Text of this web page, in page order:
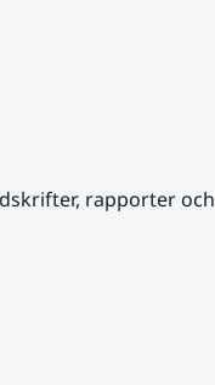
rapporter och